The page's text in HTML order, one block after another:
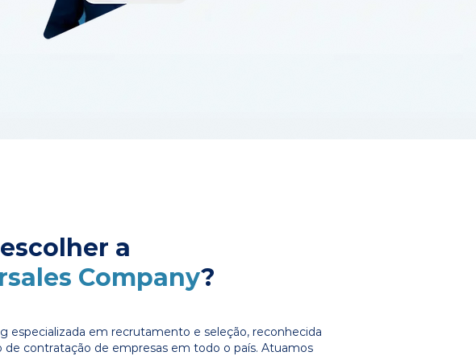
a
Company?
especializada em recrutamento e seleção, reconhecida
de contratação de empresas em todo o país. Atuamos